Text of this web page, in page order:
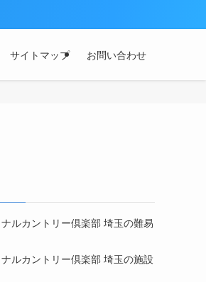
サイトマップ お問い合わせ
ルカントリー倶楽部 埼玉の難易
ルカントリー倶楽部 埼玉の施設